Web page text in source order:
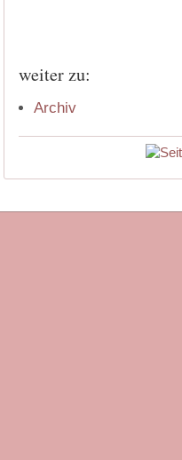
weiter zu:
Archiv